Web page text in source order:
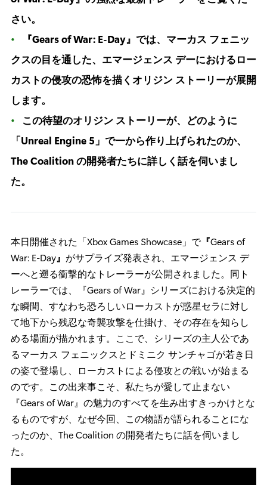
さい。
『Gears of War: E-Day』では、マーカス フェニッ
クスの目を通した、エマージェンス デーにおけるロー
カストの侵攻の恐怖を描くオリジン ストーリーが展開
します。
この待望のオリジン ストーリーが、どのように
「Unreal Engine 5」で一から作り上げられたのか、
The Coalition の開発者たちに詳しく話を伺いまし
た。
本日開催された「Xbox Games Showcase」で『Gears of
War: E-Day』 がサプライズ発表され、エマージェンス デ
ーへと遡る衝撃的なトレーラーが公開されました。同ト
レーラーでは、『Gears of War』シリーズにおける決定的
な瞬間、すなわち恐ろしいローカストが惑星セラに対し
て地下から残忍な奇襲攻撃を仕掛け、その存在を知らし
める場面が描かれます。ここで、シリーズの主人公であ
るマーカス フェニックスとドミニク サンチャゴが若き日
の姿で登場し、ローカストによる侵攻との戦いが始まる
のです。この出来事こそ、私たちが愛して止まない
『Gears of War』の魅力のすべてを生み出すきっかけとな
るものですが、なぜ今回、この物語が語られることにな
ったのか、The Coalition の開発者たちに話を伺いまし
た。